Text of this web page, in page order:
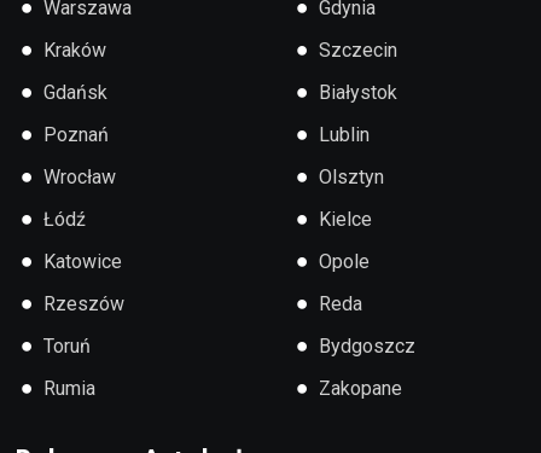
● Warszawa
● Kraków
● Gdańsk
● Poznań
● Wrocław
● Łódź
● Katowice
● Rzeszów
● Toruń
● Rumia
● Gdynia
● Szczecin
● Białystok
● Lublin
● Olsztyn
● Kielce
● Opole
● Reda
● Bydgoszcz
● Zakopane